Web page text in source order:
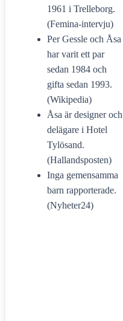
1961 i Trelleborg.
(Femina-intervju)
Per Gessle och Åsa
har varit ett par
sedan 1984 och
gifta sedan 1993.
(Wikipedia)
Åsa är designer och
delägare i Hotel
Tylösand.
(Hallandsposten)
Inga gemensamma
barn rapporterade.
(Nyheter24)